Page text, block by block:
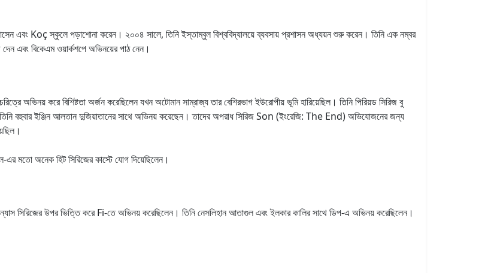
এবং Koç স্কুলে পড়াশোনা করেন। ২০০৪ সালে, তিনি ইস্তাম্বুল বিশ্ববিদ্যালয়ে ব্যবসায় প্রশাসন অধ্যয়ন শুরু করেন। তিনি এক নম্বর
এবং বিকেএম ওয়ার্কশপে অভিনয়ের পাঠ নেন।
অভিনয় করে বিশিষ্টতা অর্জন করেছিলেন যখন অটোমান সাম্রাজ্য তার বেশিরভাগ ইউরোপীয় ভূমি হারিয়েছিল। তিনি পিরিয়ড সিরিজ বু
বহুবার ইঞ্জিন আলতান দুজিয়াতানের সাথে অভিনয় করেছেন। তাদের অপরাধ সিরিজ Son (ইংরেজি: The End) অভিযোজনের জন্য
মতো অনেক হিট সিরিজের কাস্টে যোগ দিয়েছিলেন।
উপর ভিত্তি করে Fi-তে অভিনয় করেছিলেন। তিনি নেসলিহান আতাগুল এবং ইলকার কালির সাথে ডিপ-এ অভিনয় করেছিলেন।